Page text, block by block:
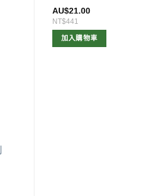
AU$21.00
NT$441
加入購物車